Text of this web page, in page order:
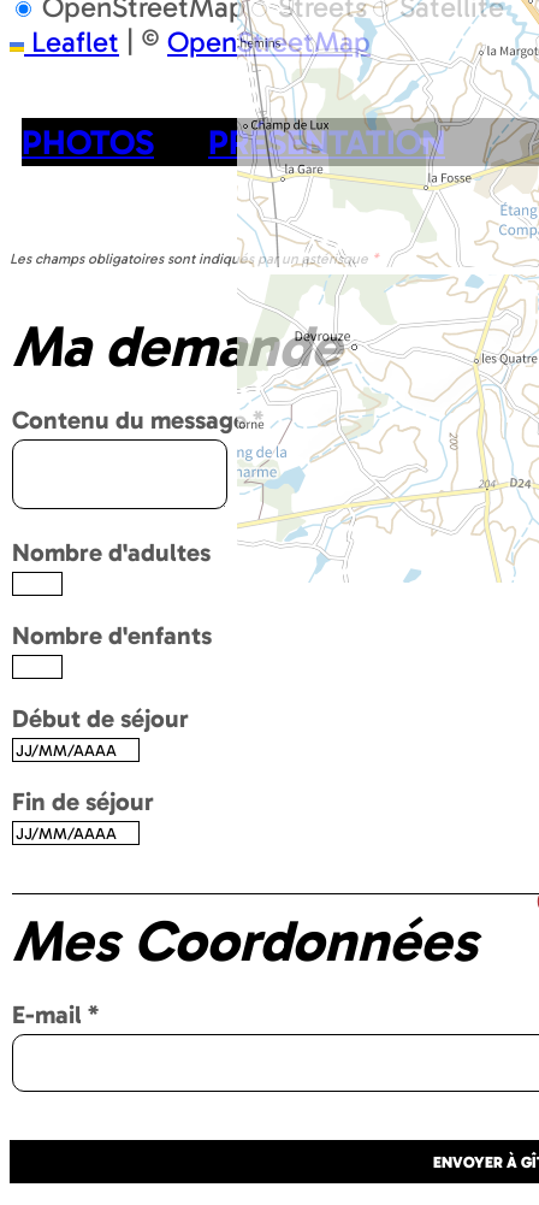
Leaflet | © OpenStreetMap
PHOTOS PRÉSENTATION
Les champs obligatoires sont indiqués par un astérisque *
Ma demande
Contenu du message*
Nombre d'adultes
Nombre d'enfants
Début de séjour
Fin de séjour
Mes Coordonnées
E-mail *